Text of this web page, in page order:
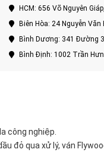
HCM: 656 Võ Nguyên
Biên Hòa: 24 Nguyễn Văn
Bình Dương: 341 Đường
Bình Định: 1002 Trần
công nghiệp.
đỏ qua xử lý, ván